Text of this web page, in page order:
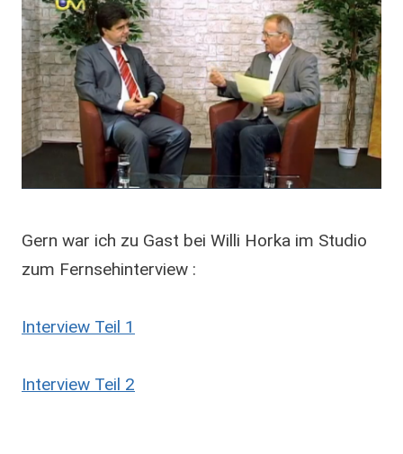
Gern war ich zu Gast bei Willi Horka im Studio
zum Fernsehinterview :
Interview Teil 1
Interview Teil 2